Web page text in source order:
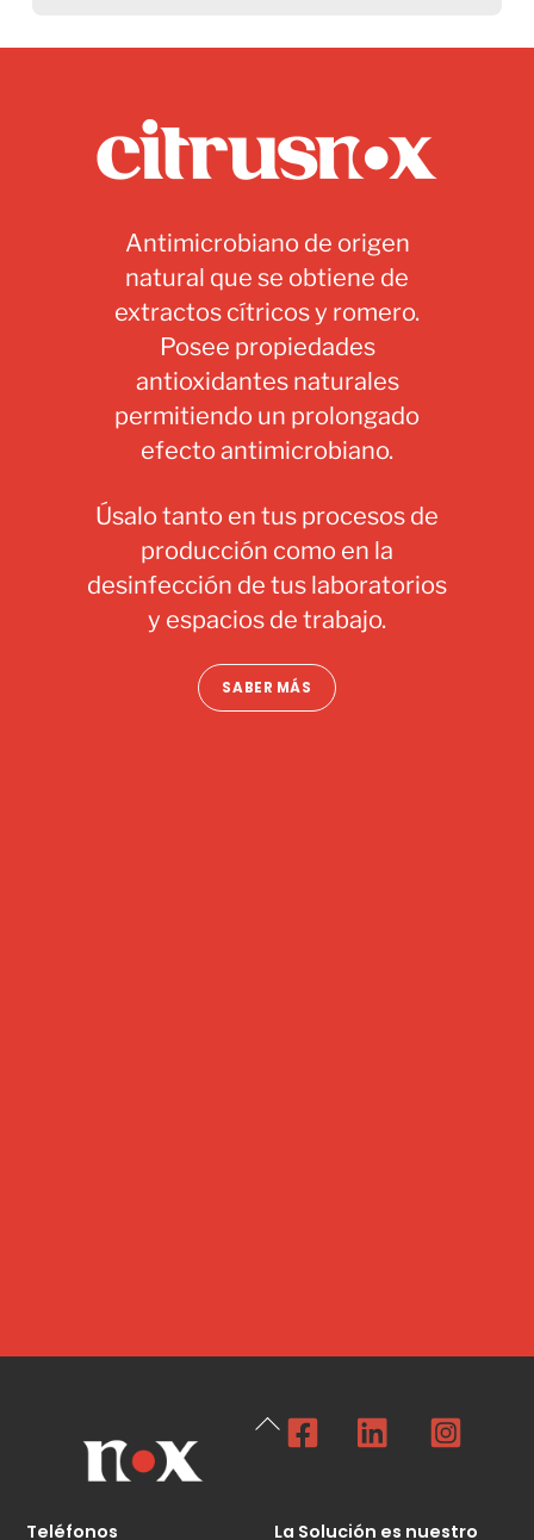
Antimicrobiano de origen
natural que se obtiene de
extractos cítricos y romero.
Posee propiedades
antioxidantes naturales
permitiendo un prolongado
efecto antimicrobiano.
Úsalo tanto en tus procesos de
producción como en la
desinfección de tus laboratorios
y espacios de trabajo.
SABER MÁS
Back
Facebook Linkedin
Teléfonos La Solución es nuestro